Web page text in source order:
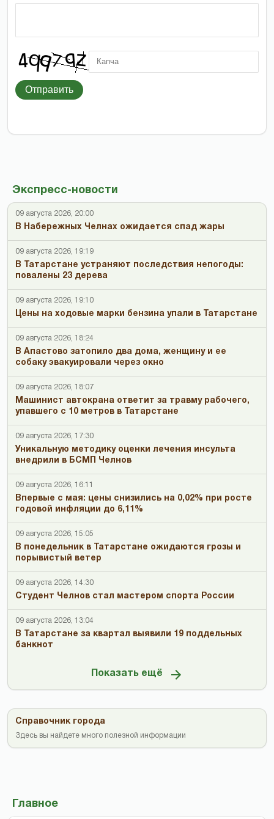
Экспресс-новости
09 августа 2026, 20:00
В Набережных Челнах ожидается спад жары
09 августа 2026, 19:19
В Татарстане устраняют последствия непогоды:
повалены 23 дерева
09 августа 2026, 19:10
Цены на ходовые марки бензина упали в Татарстане
09 августа 2026, 18:24
В Апастово затопило два дома, женщину и ее
собаку эвакуировали через окно
09 августа 2026, 18:07
Машинист автокрана ответит за травму рабочего,
упавшего с 10 метров в Татарстане
09 августа 2026, 17:30
Уникальную методику оценки лечения инсульта
внедрили в БСМП Челнов
09 августа 2026, 16:11
Впервые с мая: цены снизились на 0,02% при росте
годовой инфляции до 6,11%
09 августа 2026, 15:05
В понедельник в Татарстане ожидаются грозы и
порывистый ветер
09 августа 2026, 14:30
Студент Челнов стал мастером спорта России
09 августа 2026, 13:04
В Татарстане за квартал выявили 19 поддельных
банкнот
Показать ещё
Справочник города
Здесь вы найдете много полезной информации
Главное
Отправить